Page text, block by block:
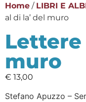
Home / LIBRI E
al di la’ del muro
Lettere
muro
€ 13,00
Stefano Apuzzo –